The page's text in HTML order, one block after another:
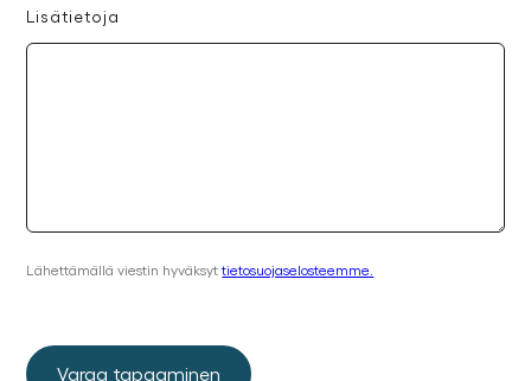
Lisätietoja
Lähettämällä viestin hyväksyttietosuojaselosteemme.